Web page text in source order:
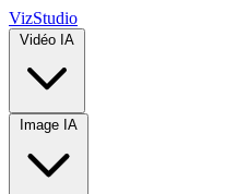
VizStudio